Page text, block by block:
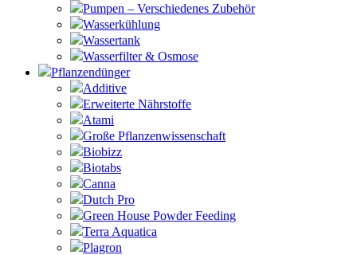
Pumpen – Verschiedenes Zubehör
Wasserkühlung
Wassertank
Wasserfilter & Osmose
Pflanzendünger
Additive
Erweiterte Nährstoffe
Atami
Große Pflanzenwissenschaft
Biobizz
Biotabs
Canna
Dutch Pro
Green House Powder Feeding
Terra Aquatica
Plagron